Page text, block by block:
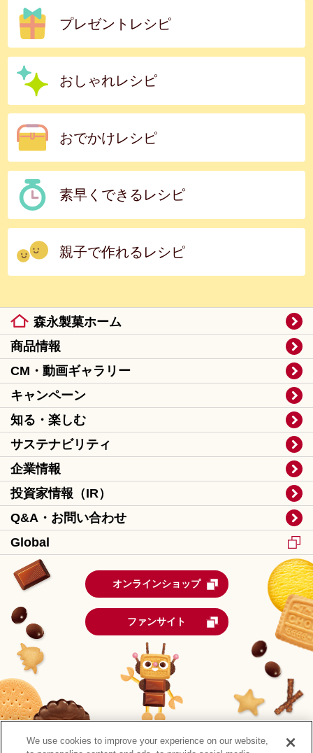
プレゼントレシピ
おしゃれレシピ
おでかけレシピ
素早くできるレシピ
親子で作れるレシピ
森永製菓ホーム
商品情報
CM・動画ギャラリー
キャンペーン
知る・楽しむ
サステナビリティ
企業情報
投資家情報（IR）
Q&A・お問い合わせ
Global
オンラインショップ
ファンサイト
We use cookies to improve your experience on our website,